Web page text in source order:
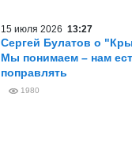
15 июля 2026 13:27
Сергей Булатов о
Мы понимаем – нам
поправлять
1980